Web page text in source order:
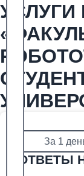
За 1
ОТВЕТЫ